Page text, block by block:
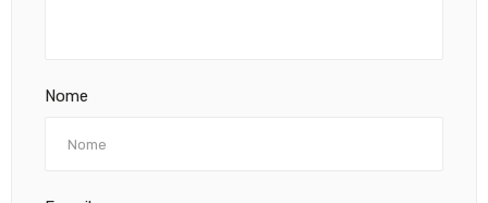
Nome